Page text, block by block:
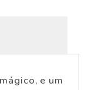
e um